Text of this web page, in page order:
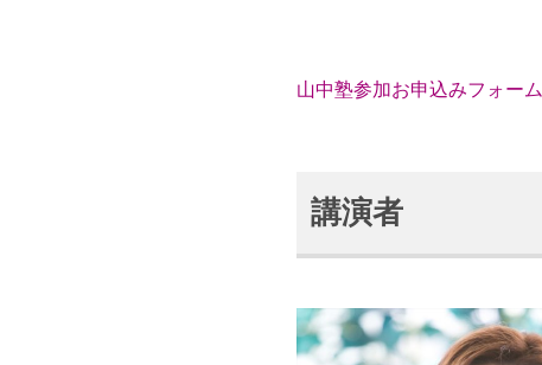
山中塾参加お申込みフォーム
講演者